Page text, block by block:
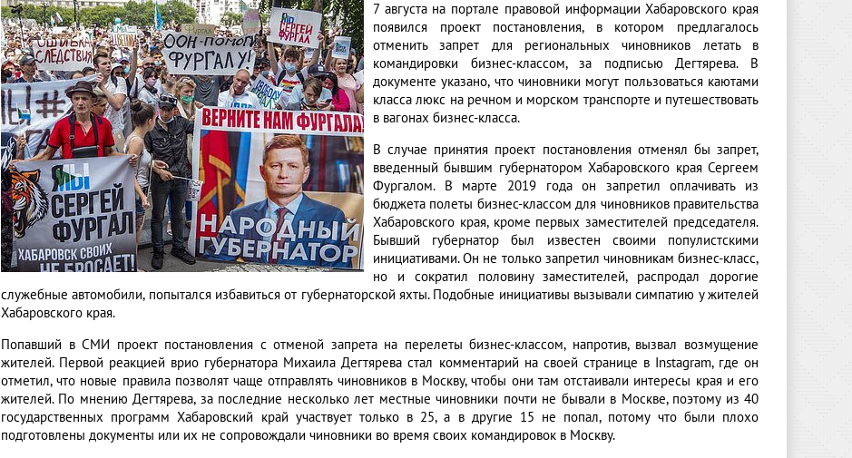
7 августа на портале правовой информации Хабаровского края
появился проект постановления, в котором предлагалось
отменить запрет для региональных чиновников летать в
командировки бизнес-классом, за подписью Дегтярева. В
документе указано, что чиновники могут пользоваться каютами
класса люкс на речном и морском транспорте и путешествовать
в вагонах бизнес-класса.
В случае принятия проект постановления отменял бы запрет,
введенный бывшим губернатором Хабаровского края Сергеем
Фургалом. В марте 2019 года он запретил оплачивать из
бюджета полеты бизнес-классом для чиновников правительства
Хабаровского края, кроме первых заместителей председателя.
Бывший губернатор был известен своими популистскими
инициативами. Он не только запретил чиновникам бизнес-класс,
но и сократил половину заместителей, распродал дорогие
служебные автомобили, попытался избавиться от губернаторской яхты. Подобные инициативы вызывали симпатию у жителей
Хабаровского края.
Попавший в СМИ проект постановления с отменой запрета на перелеты бизнес-классом, напротив, вызвал возмущение
жителей. Первой реакцией врио губернатора Михаила Дегтярева стал комментарий на своей странице в Instagram, где он
отметил, что новые правила позволят чаще отправлять чиновников в Москву, чтобы они там отстаивали интересы края и его
жителей. По мнению Дегтярева, за последние несколько лет местные чиновники почти не бывали в Москве, поэтому из 40
государственных программ Хабаровский край участвует только в 25, а в другие 15 не попал, потому что были плохо
подготовлены документы или их не сопровождали чиновники во время своих командировок в Москву.